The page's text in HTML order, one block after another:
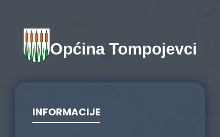
Općina Tompojevci
INFORMACIJE